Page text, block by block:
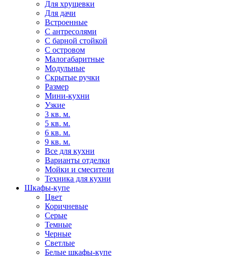
Для хрущевки
Для дачи
Встроенные
С антресолями
С барной стойкой
С островом
Малогабаритные
Модульные
Скрытые ручки
Размер
Мини-кухни
Узкие
3 кв. м.
5 кв. м.
6 кв. м.
9 кв. м.
Все для кухни
Варианты отделки
Мойки и смесители
Техника для кухни
Шкафы-купе
Цвет
Коричневые
Серые
Темные
Черные
Светлые
Белые шкафы-купе